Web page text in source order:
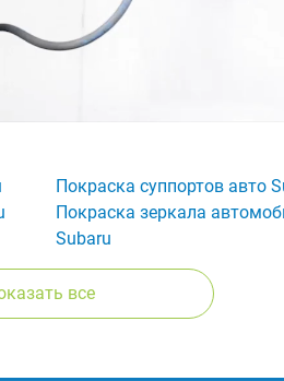
Покраска суппортов авто
Покраска зеркала
Subaru
все